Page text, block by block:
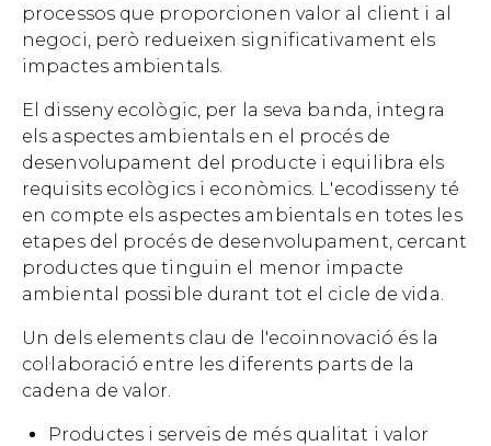
processos que proporcionen valor al client i al
negoci, però redueixen significativament els
impactes ambientals.
El disseny ecològic, per la seva banda, integra
els aspectes ambientals en el procés de
desenvolupament del producte i equilibra els
requisits ecològics i econòmics. L'ecodisseny té
en compte els aspectes ambientals en totes les
etapes del procés de desenvolupament, cercant
productes que tinguin el menor impacte
ambiental possible durant tot el cicle de vida.
Un dels elements clau de l'ecoinnovació és la
col·laboració entre les diferents parts de la
cadena de valor.
Productes i serveis de més qualitat i valor